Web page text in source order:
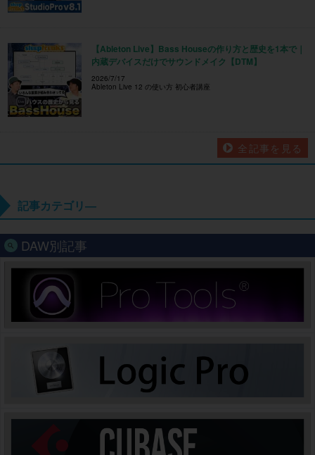
【Ableton Live】Bass Houseの作り方と歴史を1本で｜
内蔵デバイスだけでサウンドメイク【DTM】
2026/7/17
Ableton Live 12 の使い方 初心者講座
全記事を見る
記事カテゴリ―
DAW別記事